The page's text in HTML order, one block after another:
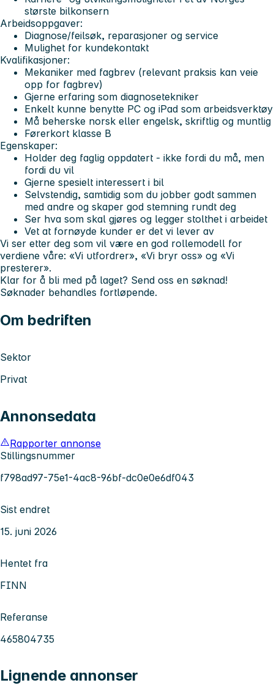
største bilkonsern
Arbeidsoppgaver:
Diagnose/feilsøk, reparasjoner og service
Mulighet for kundekontakt
Kvalifikasjoner:
Mekaniker med fagbrev (relevant praksis kan veie
opp for fagbrev)
Gjerne erfaring som diagnosetekniker
Enkelt kunne benytte PC og iPad som arbeidsverktøy
Må beherske norsk eller engelsk, skriftlig og muntlig
Førerkort klasse B
Egenskaper:
Holder deg faglig oppdatert - ikke fordi du må, men
fordi du vil
Gjerne spesielt interessert i bil
Selvstendig, samtidig som du jobber godt sammen
med andre og skaper god stemning rundt deg
Ser hva som skal gjøres og legger stolthet i arbeidet
Vet at fornøyde kunder er det vi lever av
Vi ser etter deg som vil være en god rollemodell for
verdiene våre: «Vi utfordrer», «Vi bryr oss» og «Vi
presterer».
Klar for å bli med på laget? Send oss en søknad!
Søknader behandles fortløpende.
Om bedriften
Sektor
Privat
Annonsedata
Rapporter annonse
Stillingsnummer
f798ad97-75e1-4ac8-96bf-dc0e0e6df043
Sist endret
15. juni 2026
Hentet fra
FINN
Referanse
465804735
Lignende annonser